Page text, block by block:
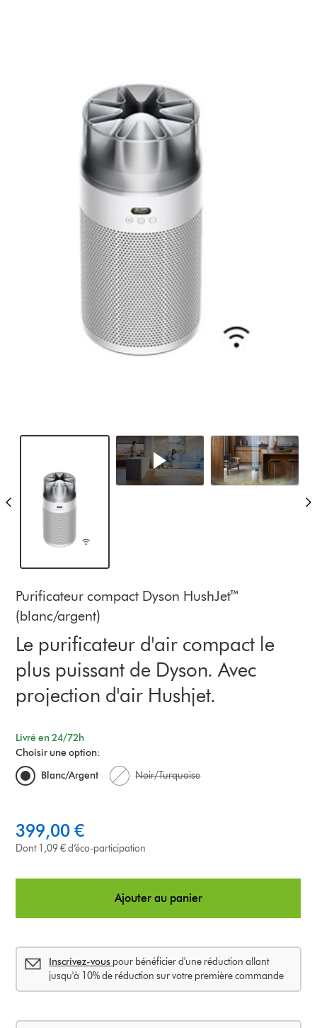
Purificateur compact Dyson HushJet™
(blanc/argent)
Le purificateur d'air compact le
plus puissant de Dyson. Avec
projection d'air Hushjet.
Livré en 24/72h
Choisir une option:
Blanc/Argent
Noir/Turquoise
399,00 €
Dont 1,09 € d’éco-participation
Ajouter au panier
Inscrivez-vous pour bénéficier d'une réduction allant
jusqu'à 10% de réduction sur votre première commande